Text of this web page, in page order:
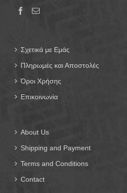
Σχετικά με Εμάς
Πληρωμές και Αποστολές
Όροι Χρήσης
Επικοινωνία
About Us
Shipping and Payment
Terms and Conditions
Contact